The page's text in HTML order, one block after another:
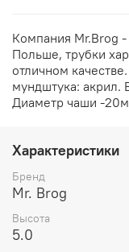
Компания Mr.Brog
Польше, трубки
отличном
мундштука:
Диаметр чаши -
Характеристики
Бренд
Mr. Brog
Высота
5.0